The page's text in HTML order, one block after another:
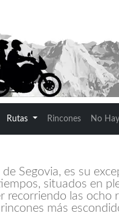
Rutas Rincones No
Segovia, es su
situados en
recorriendo las
rincones más